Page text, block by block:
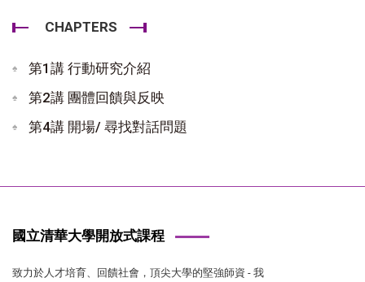
CHAPTERS
第1講 行動研究介紹
第2講 團體回饋與反映
第4講 開場/ 尋找對話問題
國立清華大學開放式課程
致力於人才培育、回饋社會，頂尖大學的堅強師資 - 我